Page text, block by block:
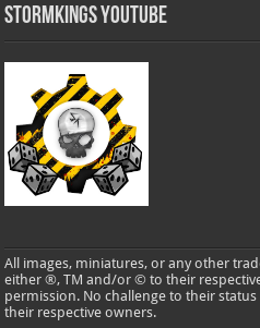
Stormkings Youtube
All images, miniatures, or any other
either ®, TM and/or © to their
permission. No challenge to their
their respective owners.